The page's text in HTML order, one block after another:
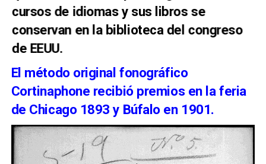
cursos de idiomas y sus libros se
conservan en la biblioteca del congreso
de EEUU.
El método original fonográfico
Cortinaphone recibió premios en la feria
de Chicago 1893 y Búfalo en 1901.